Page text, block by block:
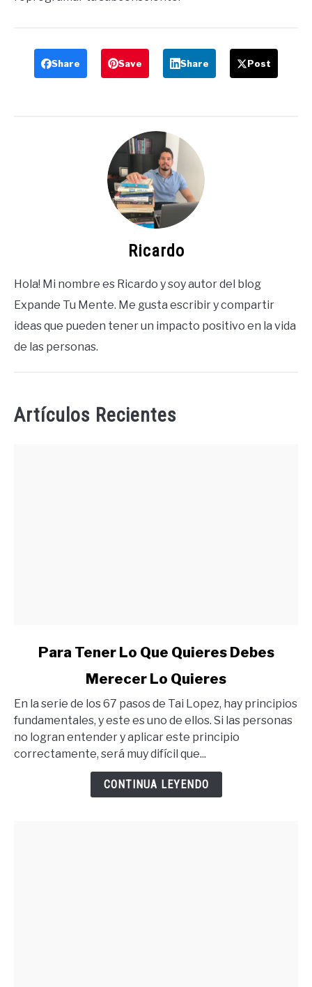
Share Save Share Post
Ricardo
Hola! Mi nombre es Ricardo y soy autor del blog
Expande Tu Mente. Me gusta escribir y compartir
ideas que pueden tener un impacto positivo en la vida
de las personas.
Artículos Recientes
Tener
Lo
Que
Quieres
Para Tener Lo Que Quieres Debes
Merecer Lo Quieres
En la serie de los 67 pasos de Tai Lopez, hay principios
fundamentales, y este es uno de ellos. Si las personas
no logran entender y aplicar este principio
correctamente, será muy difícil que...
CONTINUA LEYENDO